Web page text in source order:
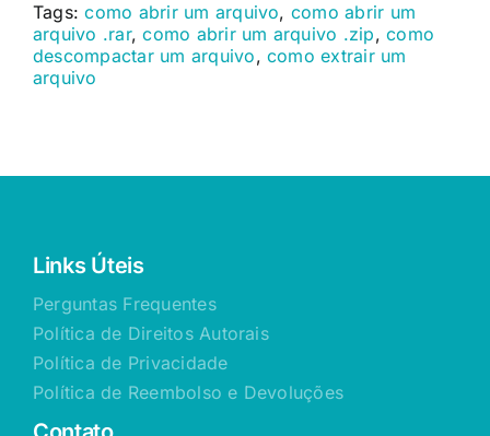
Tags:como abrir um arquivo, como abrir um
arquivo .rar,como abrir um arquivo .zip,como
descompactar um arquivo, como extrair um
arquivo
Links Úteis
Perguntas Frequentes
Política de Direitos Autorais
Política de Privacidade
Política de Reembolso e Devoluções